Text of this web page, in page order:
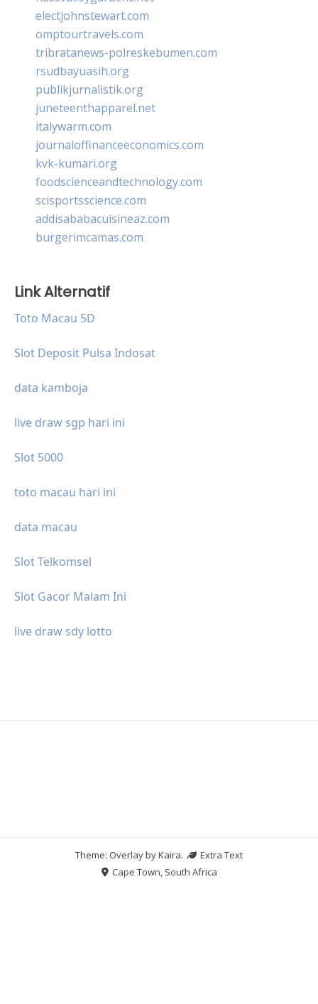
electjohnstewart.com
omptourtravels.com
tribratanews-polreskebumen.com
rsudbayuasih.org
publikjurnalistik.org
juneteenthapparel.net
italywarm.com
journaloffinanceeconomics.com
kvk-kumari.org
foodscienceandtechnology.com
scisportsscience.com
addisababacuisineaz.com
burgerimcamas.com
Link Alternatif
Toto Macau 5D
Slot Deposit Pulsa Indosat
data kamboja
live draw sgp hari ini
Slot 5000
toto macau hari ini
data macau
Slot Telkomsel
Slot Gacor Malam Ini
live draw sdy lotto
Theme: Overlay byKaira.
Extra Text
Cape Town, South Africa